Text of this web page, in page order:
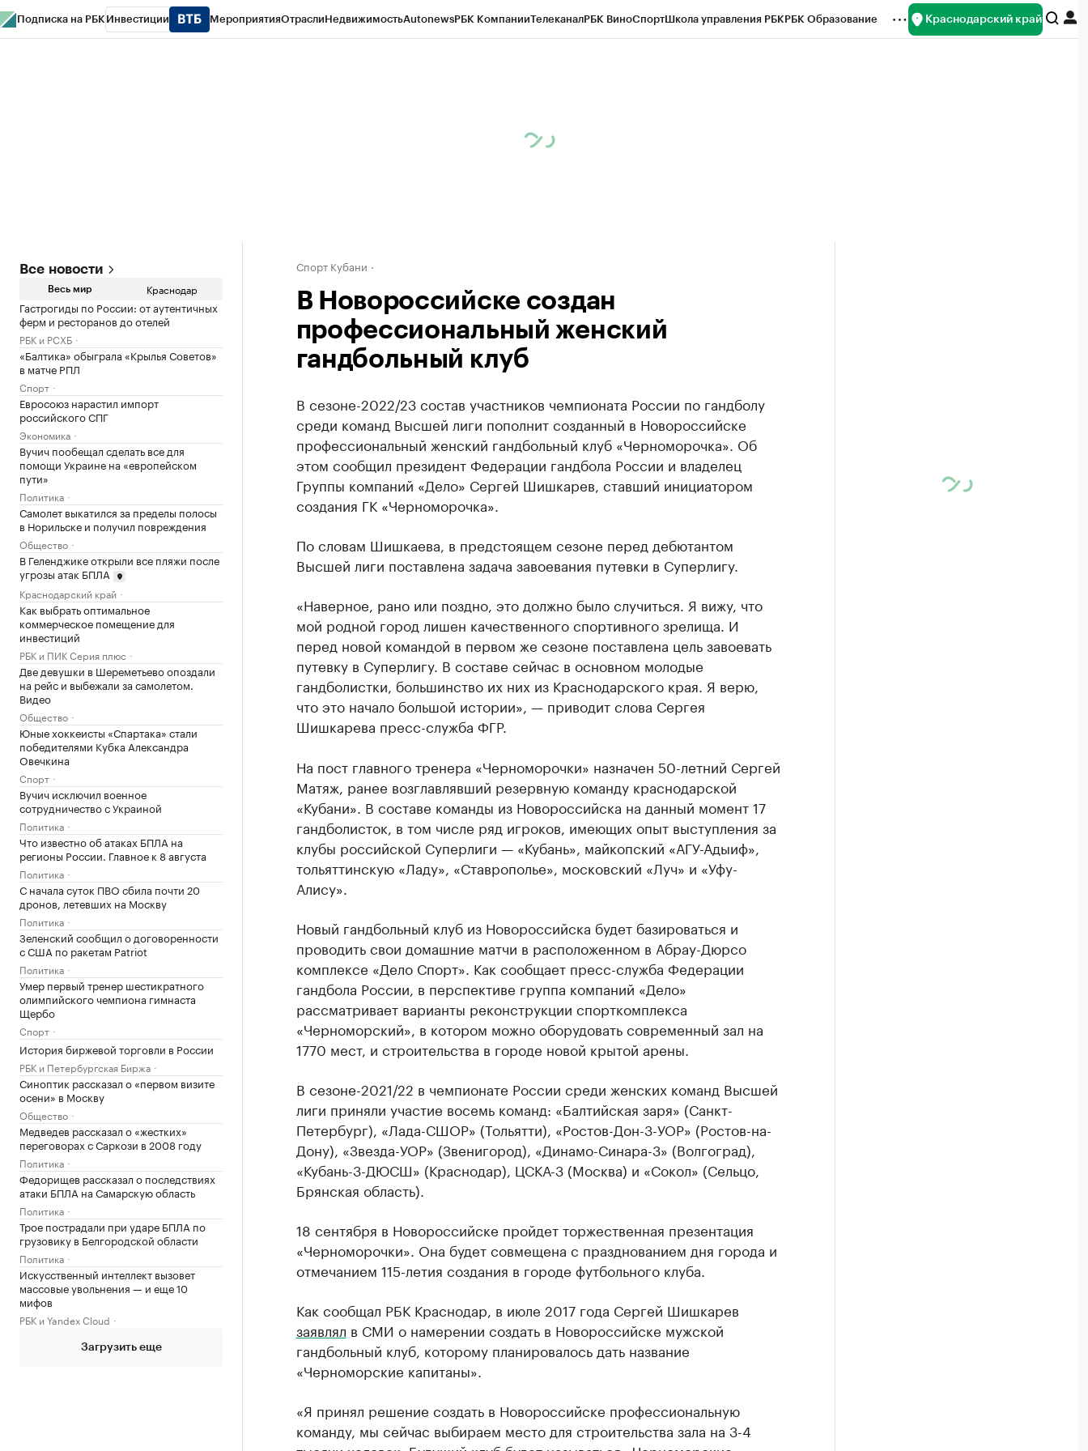
Подписка на РБК Инвестиции МероприятияОтраслиНедвижимостьAutonewsРБК КомпанииТелеканалРБК ВиноСпортШкола управления РБКРБК Образование Краснодарский край
Все новости
Весь мир Краснодар
Гастрогиды по России: от аутентичных
ферм и ресторанов до отелей
РБК и РСХБ
«Балтика» обыграла «Крылья Советов»
в матче РПЛ
Спорт
Евросоюз нарастил импорт
российского СПГ
Экономика
Вучич пообещал сделать все для
помощи Украине на «европейском
пути»
Политика
Самолет выкатился за пределы полосы
в Норильске и получил повреждения
Общество
В Геленджике открыли все пляжи после
угрозы атак БПЛА
Краснодарский край
Как выбрать оптимальное
коммерческое помещение для
инвестиций
РБК и ПИК Серия плюс
Две девушки в Шереметьево опоздали
на рейс и выбежали за самолетом.
Видео
Общество
Юные хоккеисты «Спартака» стали
победителями Кубка Александра
Овечкина
Спорт
Вучич исключил военное
сотрудничество с Украиной
Политика
Что известно об атаках БПЛА на
регионы России. Главное к 8 августа
Политика
С начала суток ПВО сбила почти 20
дронов, летевших на Москву
Политика
Зеленский сообщил о договоренности
с США по ракетам Patriot
Политика
Умер первый тренер шестикратного
олимпийского чемпиона гимнаста
Щербо
Спорт
История биржевой торговли в России
РБК и Петербургская Биржа
Синоптик рассказал о «первом визите
осени» в Москву
Общество
Медведев рассказал о «жестких»
переговорах с Саркози в 2008 году
Политика
Федорищев рассказал о последствиях
атаки БПЛА на Самарскую область
Политика
Трое пострадали при ударе БПЛА по
грузовику в Белгородской области
Политика
Искусственный интеллект вызовет
массовые увольнения — и еще 10
мифов
РБК и Yandex Cloud
Загрузить еще
Спорт Кубани
В Новороссийске создан
профессиональный женский
гандбольный клуб
В сезоне-2022/23 состав участников чемпионата России по гандболу
среди команд Высшей лиги пополнит созданный в Новороссийске
профессиональный женский гандбольный клуб «Черноморочка». Об
этом сообщил президент Федерации гандбола России и владелец
Группы компаний «Дело» Сергей Шишкарев, ставший инициатором
создания ГК «Черноморочка».
По словам Шишкаева, в предстоящем сезоне перед дебютантом
Высшей лиги поставлена задача завоевания путевки в Суперлигу.
«Наверное, рано или поздно, это должно было случиться. Я вижу, что
мой родной город лишен качественного спортивного зрелища. И
перед новой командой в первом же сезоне поставлена цель завоевать
путевку в Суперлигу. В составе сейчас в основном молодые
гандболистки, большинство их них из Краснодарского края. Я верю,
что это начало большой истории», — приводит слова Сергея
Шишкарева пресс-служба ФГР.
На пост главного тренера «Черноморочки» назначен 50-летний Сергей
Матяж, ранее возглавлявший резервную команду краснодарской
«Кубани». В составе команды из Новороссийска на данный момент 17
гандболисток, в том числе ряд игроков, имеющих опыт выступления за
клубы российской Суперлиги — «Кубань», майкопский «АГУ-Адыиф»,
тольяттинскую «Ладу», «Ставрополье», московский «Луч» и «Уфу-
Алису».
Новый гандбольный клуб из Новороссийска будет базироваться и
проводить свои домашние матчи в расположенном в Абрау-Дюрсо
комплексе «Дело Спорт». Как сообщает пресс-служба Федерации
гандбола России, в перспективе группа компаний «Дело»
рассматривает варианты реконструкции спорткомплекса
«Черноморский», в котором можно оборудовать современный зал на
1770 мест, и строительства в городе новой крытой арены.
В сезоне-2021/22 в чемпионате России среди женских команд Высшей
лиги приняли участие восемь команд: «Балтийская заря» (Санкт-
Петербург), «Лада-СШОР» (Тольятти), «Ростов-Дон-3-УОР» (Ростов-на-
Дону), «Звезда-УОР» (Звенигород), «Динамо-Синара-3» (Волгоград),
«Кубань-3-ДЮСШ» (Краснодар), ЦСКА-3 (Москва) и «Сокол» (Сельцо,
Брянская область).
18 сентября в Новороссийске пройдет торжественная презентация
«Черноморочки». Она будет совмещена с празднованием дня города и
отмечанием 115-летия создания в городе футбольного клуба.
Как сообщал РБК Краснодар, в июле 2017 года Сергей Шишкарев
заявлял в СМИ о намерении создать в Новороссийске мужской
гандбольный клуб, которому планировалось дать название
«Черноморские капитаны».
«Я принял решение создать в Новороссийске профессиональную
команду, мы сейчас выбираем место для строительства зала на 3-4